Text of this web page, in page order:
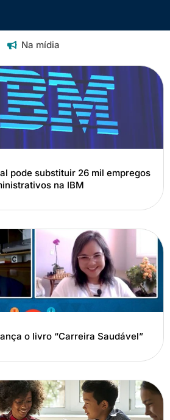
Na mídia
pode substituir 26 mil empregos
na IBM
o livro “Carreira Saudável”